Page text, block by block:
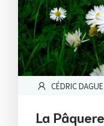
CÉDRIC
La